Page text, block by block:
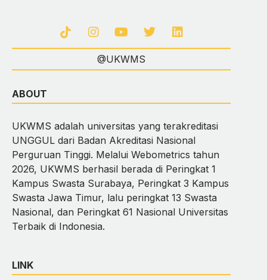
@UKWMS
ABOUT
UKWMS adalah universitas yang terakreditasi
UNGGUL dari Badan Akreditasi Nasional
Perguruan Tinggi. Melalui Webometrics tahun
2026, UKWMS berhasil berada di Peringkat 1
Kampus Swasta Surabaya, Peringkat 3 Kampus
Swasta Jawa Timur, lalu peringkat 13 Swasta
Nasional, dan Peringkat 61 Nasional Universitas
Terbaik di Indonesia.
LINK